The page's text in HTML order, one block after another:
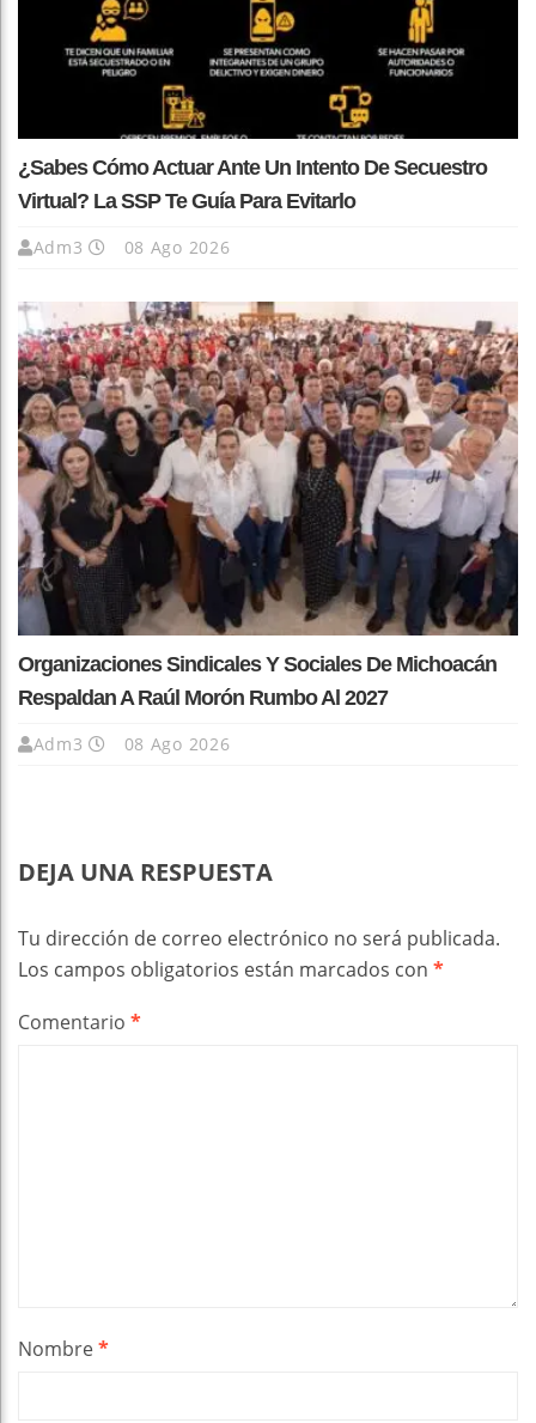
¿Sabes Cómo Actuar Ante Un Intento De Secuestro
Virtual? La SSP Te Guía Para Evitarlo
Adm3 08 Ago 2026
Organizaciones Sindicales Y Sociales De Michoacán
Respaldan A Raúl Morón Rumbo Al 2027
Adm3 08 Ago 2026
DEJA UNA RESPUESTA
Tu dirección de correo electrónico no será publicada.
Los campos obligatorios están marcados con *
Comentario *
Nombre*